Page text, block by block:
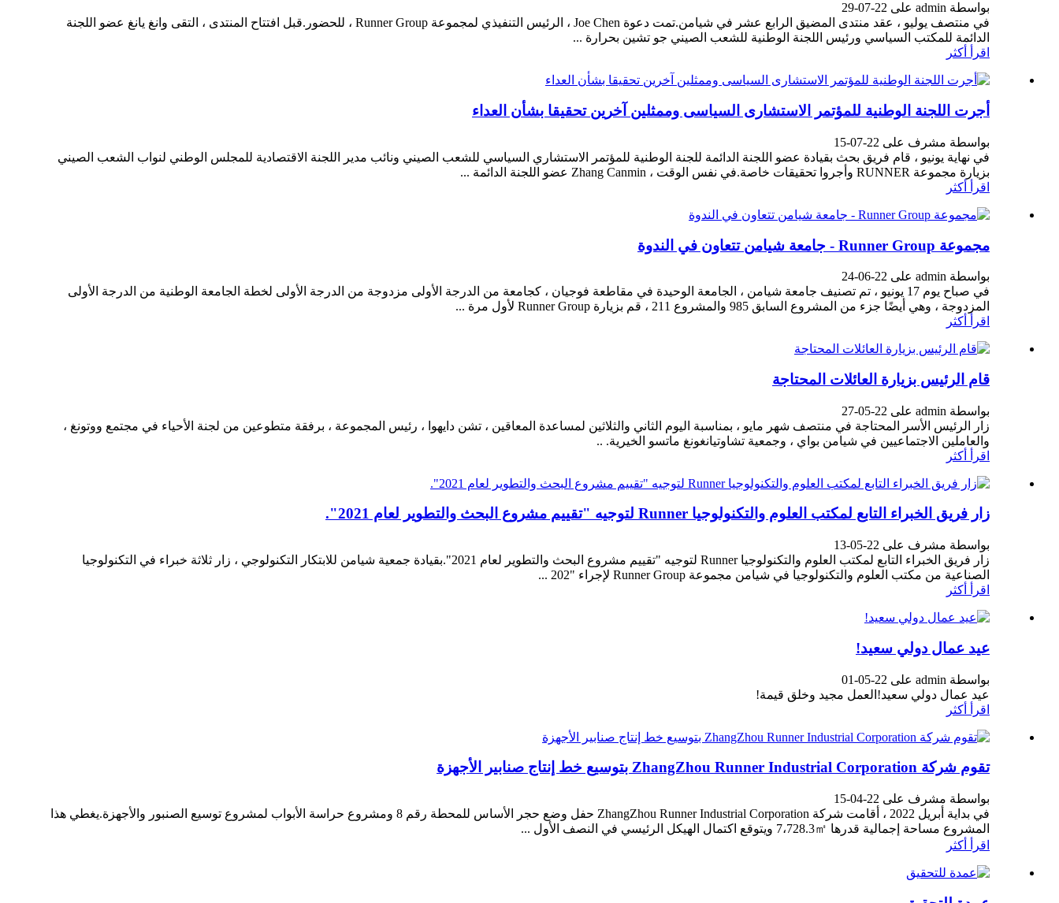
بواسطة admin على 22-07-29
في منتصف يوليو ، عقد منتدى المضيق الرابع عشر في شيامن.تمت دعوة Joe Chen ، الرئيس التنفيذي لمجموعة Runner Group ، للحضور.قبل افتتاح المنتدى ، التقى وانغ يانغ عضو اللجنة
الدائمة للمكتب السياسي ورئيس اللجنة الوطنية للشعب الصيني جو تشين بحرارة ...
اقرأ أكثر
أجرت اللجنة الوطنية للمؤتمر الاستشارى السياسى وممثلين آخرين تحقيقا بشأن العداء
بواسطة مشرف على 22-07-15
في نهاية يونيو ، قام فريق بحث بقيادة عضو اللجنة الدائمة للجنة الوطنية للمؤتمر الاستشاري السياسي للشعب الصيني ونائب مدير اللجنة الاقتصادية للمجلس الوطني لنواب الشعب الصيني
بزيارة مجموعة RUNNER وأجروا تحقيقات خاصة.في نفس الوقت ، Zhang Canmin عضو اللجنة الدائمة ...
اقرأ أكثر
مجموعة Runner Group - جامعة شيامن تتعاون في الندوة
بواسطة admin على 22-06-24
في صباح يوم 17 يونيو ، تم تصنيف جامعة شيامن ، الجامعة الوحيدة في مقاطعة فوجيان ، كجامعة من الدرجة الأولى مزدوجة من الدرجة الأولى لخطة الجامعة الوطنية من الدرجة الأولى
المزدوجة ، وهي أيضًا جزء من المشروع السابق 985 والمشروع 211 ، قم بزيارة Runner Group لأول مرة ...
اقرأ أكثر
قام الرئيس بزيارة العائلات المحتاجة
بواسطة admin على 22-05-27
زار الرئيس الأسر المحتاجة في منتصف شهر مايو ، بمناسبة اليوم الثاني والثلاثين لمساعدة المعاقين ، تشن دايهوا ، رئيس المجموعة ، برفقة متطوعين من لجنة الأحياء في مجتمع ووتونغ ،
والعاملين الاجتماعيين في شيامن بواي ، وجمعية تشاوتيانغونغ ماتسو الخيرية. ..
اقرأ أكثر
زار فريق الخبراء التابع لمكتب العلوم والتكنولوجيا Runner لتوجيه "تقييم مشروع البحث والتطوير لعام 2021".
بواسطة مشرف على 22-05-13
زار فريق الخبراء التابع لمكتب العلوم والتكنولوجيا Runner لتوجيه "تقييم مشروع البحث والتطوير لعام 2021".بقيادة جمعية شيامن للابتكار التكنولوجي ، زار ثلاثة خبراء في التكنولوجيا
الصناعية من مكتب العلوم والتكنولوجيا في شيامن مجموعة Runner Group لإجراء "202 ...
اقرأ أكثر
عيد عمال دولي سعيد!
بواسطة admin على 22-05-01
عيد عمال دولي سعيد!العمل مجيد وخلق قيمة!
اقرأ أكثر
تقوم شركة ZhangZhou Runner Industrial Corporation بتوسيع خط إنتاج صنابير الأجهزة
بواسطة مشرف على 22-04-15
في بداية أبريل 2022 ، أقامت شركة ZhangZhou Runner Industrial Corporation حفل وضع حجر الأساس للمحطة رقم 8 ومشروع حراسة الأبواب لمشروع توسيع الصنبور والأجهزة.يغطي هذا
المشروع مساحة إجمالية قدرها 7،728.3㎡ ويتوقع اكتمال الهيكل الرئيسي في النصف الأول ...
اقرأ أكثر